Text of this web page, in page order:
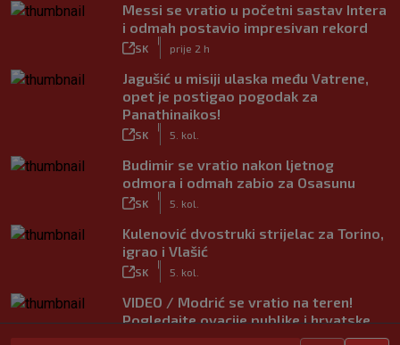
Messi se vratio u početni sastav Intera
i odmah postavio impresivan rekord
SK prije 2 h
Jagušić u misiji ulaska među Vatrene,
opet je postigao pogodak za
Panathinaikos!
SK 5. kol.
Budimir se vratio nakon ljetnog
odmora i odmah zabio za Osasunu
SK 5. kol.
Kulenović dvostruki strijelac za Torino,
igrao i Vlašić
SK 5. kol.
VIDEO / Modrić se vratio na teren!
Pogledajte ovacije publike i hrvatske